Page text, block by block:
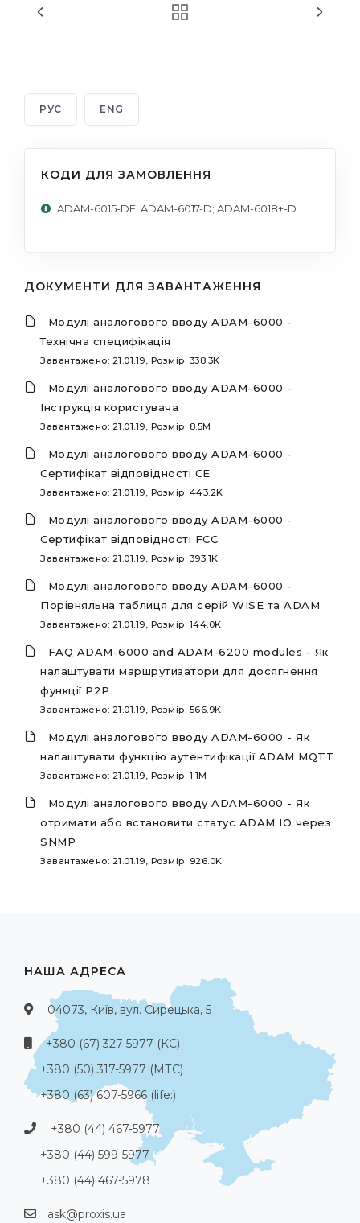
РУС ENG
КОДИ ДЛЯ ЗАМОВЛЕННЯ
ADAM-6015-DE; ADAM-6017-D; ADAM-6018+-D
ДОКУМЕНТИ ДЛЯ ЗАВАНТАЖЕННЯ
Модулі аналогового вводу ADAM-6000 -
Технічна специфікація
Завантажено: 21.01.19, Розмір: 338.3K
Модулі аналогового вводу ADAM-6000 -
Інструкція користувача
Завантажено: 21.01.19, Розмір: 8.5M
Модулі аналогового вводу ADAM-6000 -
Сертифікат відповідності CE
Завантажено: 21.01.19, Розмір: 443.2K
Модулі аналогового вводу ADAM-6000 -
Сертифікат відповідності FCC
Завантажено: 21.01.19, Розмір: 393.1K
Модулі аналогового вводу ADAM-6000 -
Порівняльна таблиця для серій WISE та ADAM
Завантажено: 21.01.19, Розмір: 144.0K
FAQ ADAM-6000 and ADAM-6200 modules - Як
налаштувати маршрутизатори для досягнення
функції P2P
Завантажено: 21.01.19, Розмір: 566.9K
Модулі аналогового вводу ADAM-6000 - Як
налаштувати функцію аутентифікації ADAM MQTT
Завантажено: 21.01.19, Розмір: 1.1M
Модулі аналогового вводу ADAM-6000 - Як
отримати або встановити статус ADAM IO через
SNMP
Завантажено: 21.01.19, Розмір: 926.0K
НАША АДРЕСА
04073, Київ, вул. Сирецька, 5
+380 (67) 327-5977 (КС)
+380 (50) 317-5977 (МТС)
+380 (63) 607-5966 (life:)
+380 (44) 467-5977
+380 (44) 599-5977
+380 (44) 467-5978
ask@proxis.ua